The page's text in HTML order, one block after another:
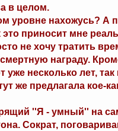
в целом.
уровне нахожусь? А
это приносит мне
не хочу тратить
награду.
уже несколько лет,
же предлагала кое-
''Я - умный'' на
Сократ,